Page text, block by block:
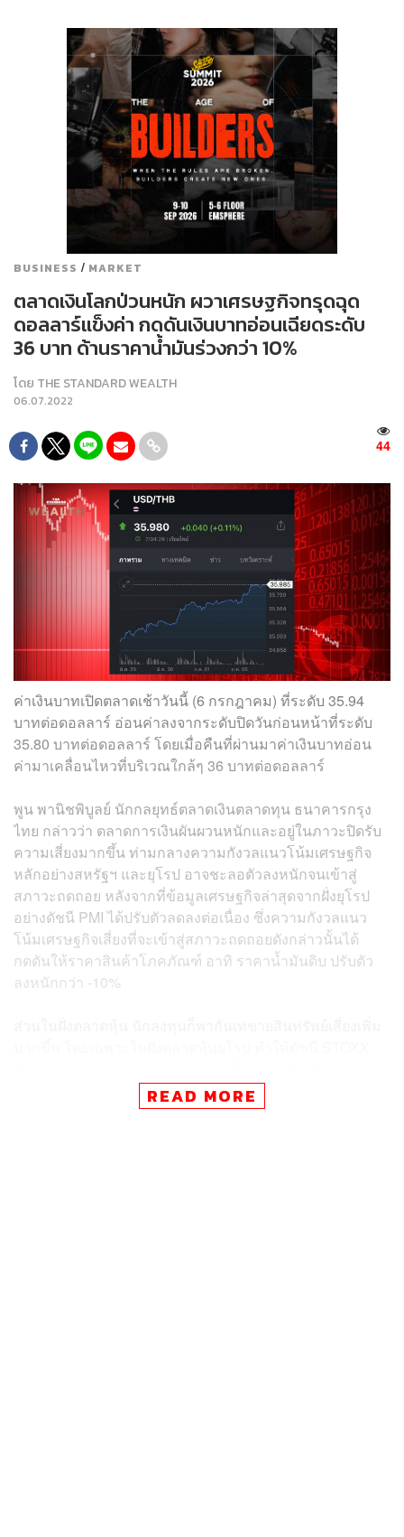
BUSINESS / MARKET
ตลาดเงินโลกป่วนหนัก ผวาเศรษฐกิจทรุดฉุด
ดอลลาร์แข็งค่า กดดันเงินบาทอ่อนเฉียดระดับ
36 บาท ด้านราคาน้ำมันร่วงกว่า 10%
โดย THE STANDARD WEALTH
06.07.2022
44
ค่าเงินบาทเปิดตลาดเช้าวันนี้ (6 กรกฎาคม) ที่ระดับ 35.94
บาทต่อดอลลาร์ อ่อนค่าลงจากระดับปิดวันก่อนหน้าที่ระดับ
35.80 บาทต่อดอลลาร์ โดยเมื่อคืนที่ผ่านมาค่าเงินบาทอ่อน
ค่ามาเคลื่อนไหวที่บริเวณใกล้ๆ 36 บาทต่อดอลลาร์
พูน พานิชพิบูลย์ นักกลยุทธ์ตลาดเงินตลาดทุน ธนาคารกรุง
ไทย กล่าวว่า ตลาดการเงินผันผวนหนักและอยู่ในภาวะปิดรับ
ความเสี่ยงมากขึ้น ท่ามกลางความกังวลแนวโน้มเศรษฐกิจ
หลักอย่างสหรัฐฯ และยุโรป อาจชะลอตัวลงหนักจนเข้าสู่
สภาวะถดถอย หลังจากที่ข้อมูลเศรษฐกิจล่าสุดจากฝั่งยุโรป
อย่างดัชนี PMI ได้ปรับตัวลดลงต่อเนื่อง ซึ่งความกังวลแนว
โน้มเศรษฐกิจเสี่ยงที่จะเข้าสู่สภาวะถดถอยดังกล่าวนั้นได้
กดดันให้ราคาสินค้าโภคภัณฑ์ อาทิ ราคาน้ำมันดิบ ปรับตัว
ลงหนักกว่า -10%
ของหุ้นในกลุ่มอุตสาหกรรมที่อ่อนไหวกับแนวโน้มเศรษฐกิจ
อย่างกลุ่มพลังงาน BP -7.0%, Total Energies -6.4% และ
READ MORE